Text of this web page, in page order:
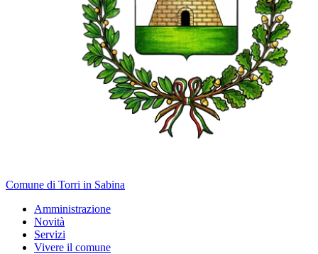
Comune di Torri in Sabina
Amministrazione
Novità
Servizi
Vivere il comune